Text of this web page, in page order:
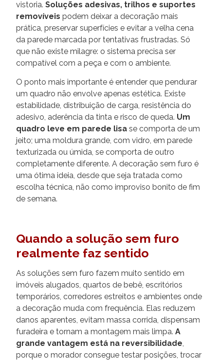
vistoria. Soluções adesivas, trilhos e suportes
removíveis podem deixar a decoração mais
prática, preservar superfícies e evitar a velha cena
da parede marcada por tentativas frustradas. Só
que não existe milagre: o sistema precisa ser
compatível com a peça e com o ambiente.
O ponto mais importante é entender que pendurar
um quadro não envolve apenas estética. Existe
estabilidade, distribuição de carga, resistência do
adesivo, aderência da tinta e risco de queda. Um
quadro leve em parede lisa se comporta de um
jeito; uma moldura grande, com vidro, em parede
texturizada ou úmida, se comporta de outro
completamente diferente. A decoração sem furo é
uma ótima ideia, desde que seja tratada como
escolha técnica, não como improviso bonito de fim
de semana.
Quando a solução sem furo
realmente faz sentido
As soluções sem furo fazem muito sentido em
imóveis alugados, quartos de bebê, escritórios
temporários, corredores estreitos e ambientes onde
a decoração muda com frequência. Elas reduzem
danos aparentes, evitam massa corrida, dispensam
furadeira e tornam a montagem mais limpa. A
grande vantagem está na reversibilidade
porque o morador consegue testar posições, trocar